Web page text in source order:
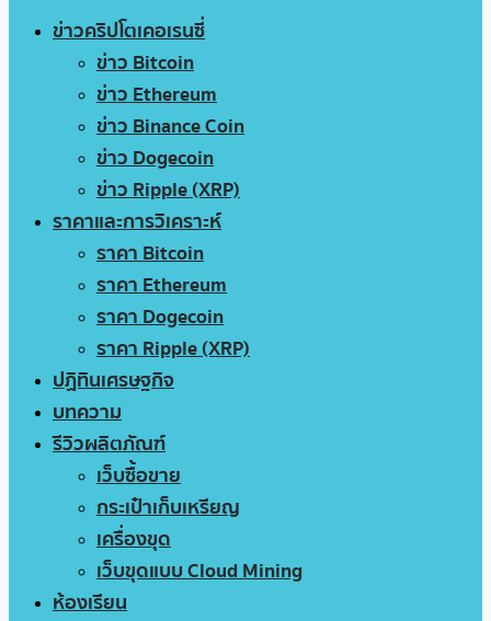
ข่าวคริปโตเคอเรนซี่
ข่าว Bitcoin
ข่าว Ethereum
ข่าว Binance Coin
ข่าว Dogecoin
ข่าว Ripple (XRP)
ราคาและการวิเคราะห์
ราคา Bitcoin
ราคา Ethereum
ราคา Dogecoin
ราคา Ripple (XRP)
ปฏิทินเศรษฐกิจ
บทความ
รีวิวผลิตภัณฑ์
เว็บซื้อขาย
กระเป๋าเก็บเหรียญ
เครื่องขุด
เว็บขุดแบบ Cloud Mining
ห้องเรียน